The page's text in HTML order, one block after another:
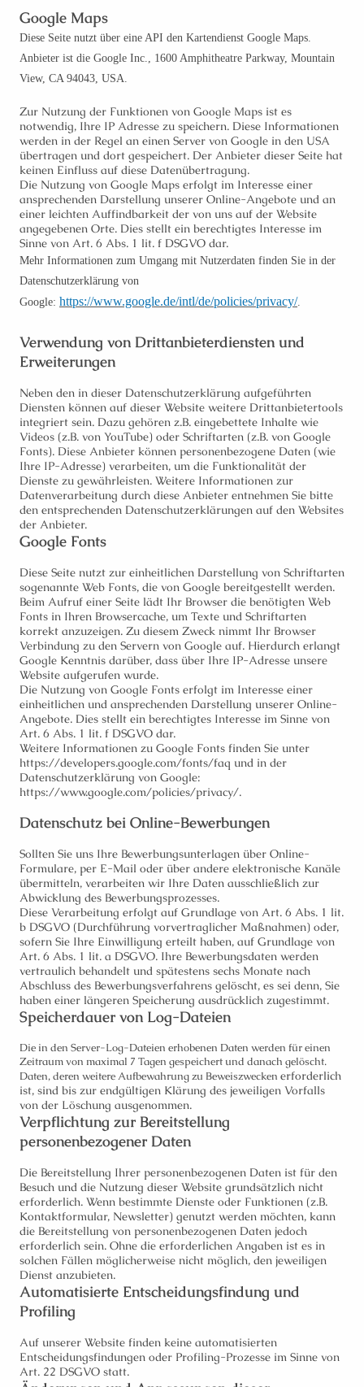
Google Maps
Diese Seite nutzt über eine API den Kartendienst Google Maps.
Anbieter ist die Google Inc., 1600 Amphitheatre Parkway, Mountain
View, CA 94043, USA.
Zur Nutzung der Funktionen von Google Maps ist es
notwendig, Ihre IP Adresse zu speichern. Diese Informationen
werden in der Regel an einen Server von Google in den USA
übertragen und dort gespeichert. Der Anbieter dieser Seite hat
keinen Einfluss auf diese Datenübertragung.
Die Nutzung von Google Maps erfolgt im Interesse einer
ansprechenden Darstellung unserer Online-Angebote und an
einer leichten Auffindbarkeit der von uns auf der Website
angegebenen Orte. Dies stellt ein berechtigtes Interesse im
Sinne von Art. 6 Abs. 1 lit. f DSGVO dar.
Mehr Informationen zum Umgang mit Nutzerdaten finden Sie in der
Datenschutzerklärung von
Google: https://www.google.de/intl/de/policies/privacy/.
Verwendung von Drittanbieterdiensten und
Erweiterungen
Neben den in dieser Datenschutzerklärung aufgeführten
Diensten können auf dieser Website weitere Drittanbietertools
integriert sein. Dazu gehören z.B. eingebettete Inhalte wie
Videos (z.B. von YouTube) oder Schriftarten (z.B. von Google
Fonts). Diese Anbieter können personenbezogene Daten (wie
Ihre IP-Adresse) verarbeiten, um die Funktionalität der
Dienste zu gewährleisten. Weitere Informationen zur
Datenverarbeitung durch diese Anbieter entnehmen Sie bitte
den entsprechenden Datenschutzerklärungen auf den Websites
der Anbieter.
Google Fonts
Diese Seite nutzt zur einheitlichen Darstellung von Schriftarten
sogenannte Web Fonts, die von Google bereitgestellt werden.
Beim Aufruf einer Seite lädt Ihr Browser die benötigten Web
Fonts in Ihren Browsercache, um Texte und Schriftarten
korrekt anzuzeigen. Zu diesem Zweck nimmt Ihr Browser
Verbindung zu den Servern von Google auf. Hierdurch erlangt
Google Kenntnis darüber, dass über Ihre IP-Adresse unsere
Website aufgerufen wurde.
Die Nutzung von Google Fonts erfolgt im Interesse einer
einheitlichen und ansprechenden Darstellung unserer Online-
Angebote. Dies stellt ein berechtigtes Interesse im Sinne von
Art. 6 Abs. 1 lit. f DSGVO dar.
Weitere Informationen zu Google Fonts finden Sie unter
https://developers.google.com/fonts/faq und in der
Datenschutzerklärung von Google:
https://www.google.com/policies/privacy/.
Datenschutz bei Online-Bewerbungen
Sollten Sie uns Ihre Bewerbungsunterlagen über Online-
Formulare, per E-Mail oder über andere elektronische Kanäle
übermitteln, verarbeiten wir Ihre Daten ausschließlich zur
Abwicklung des Bewerbungsprozesses.
Diese Verarbeitung erfolgt auf Grundlage von Art. 6 Abs. 1 lit.
b DSGVO (Durchführung vorvertraglicher Maßnahmen) oder,
sofern Sie Ihre Einwilligung erteilt haben, auf Grundlage von
Art. 6 Abs. 1 lit. a DSGVO. Ihre Bewerbungsdaten werden
vertraulich behandelt und spätestens sechs Monate nach
Abschluss des Bewerbungsverfahrens gelöscht, es sei denn, Sie
haben einer längeren Speicherung ausdrücklich zugestimmt.
Speicherdauer von Log-Dateien
Die in den Server-Log-Dateien erhobenen Daten werden für einen
Zeitraum von maximal 7 Tagen gespeichert und danach gelöscht.
Daten, deren weitere Aufbewahrung zu Beweiszwecken erforderlich
ist, sind bis zur endgültigen Klärung des jeweiligen Vorfalls
von der Löschung ausgenommen.
Verpflichtung zur Bereitstellung
personenbezogener Daten
Die Bereitstellung Ihrer personenbezogenen Daten ist für den
Besuch und die Nutzung dieser Website grundsätzlich nicht
erforderlich. Wenn bestimmte Dienste oder Funktionen (z.B.
Kontaktformular, Newsletter) genutzt werden möchten, kann
die Bereitstellung von personenbezogenen Daten jedoch
erforderlich sein. Ohne die erforderlichen Angaben ist es in
solchen Fällen möglicherweise nicht möglich, den jeweiligen
Dienst anzubieten.
Automatisierte Entscheidungsfindung und
Profiling
Auf unserer Website finden keine automatisierten
Entscheidungsfindungen oder Profiling-Prozesse im Sinne von
Art. 22 DSGVO statt.